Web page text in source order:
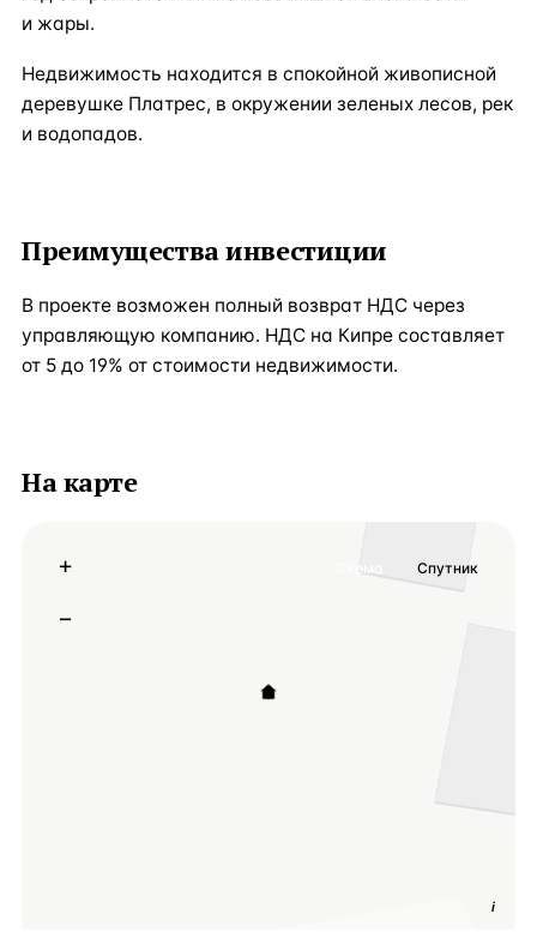
и жары.
Недвижимость находится в спокойной живописной
деревушке Платрес, в окружении зеленых лесов, рек
и водопадов.
Преимущества инвестиции
В проекте возможен полный возврат НДС через
управляющую компанию. НДС на Кипре составляет
от 5 до 19% от стоимости недвижимости.
На карте
i
+
−
Схема Спутник